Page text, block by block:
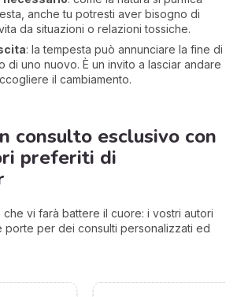
anche tu potresti aver bisogno di
da situazioni o relazioni tossiche.
: la tempesta può annunciare la fine di
di uno nuovo. È un invito a lasciar andare
il cambiamento.
consulto esclusivo con
preferiti di
che vi farà battere il cuore: i vostri autori
porte per dei consulti personalizzati ed